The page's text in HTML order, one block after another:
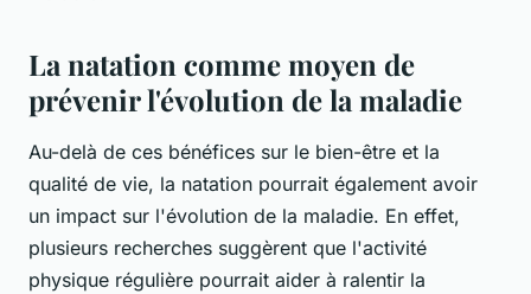
La natation comme moyen de
prévenir l'évolution de la maladie
Au-delà de ces bénéfices sur le bien-être et la
qualité de vie, la natation pourrait également avoir
un impact sur l'évolution de la maladie. En effet,
plusieurs recherches suggèrent que l'activité
physique régulière pourrait aider à ralentir la